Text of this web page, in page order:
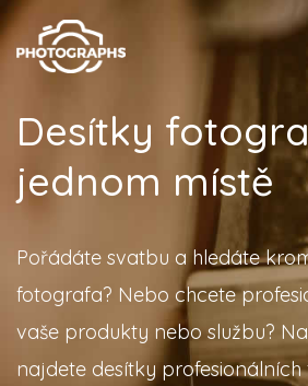
Desítky
jednom místě
Pořádáte svatbu a hledáte
fotografa? Nebo chcete
vaše produkty nebo službu?
najdete desítky profesionálních